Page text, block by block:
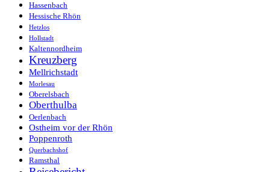
Hassenbach
Hessische Rhön
Hetzlos
Hollstadt
Kaltennordheim
Kreuzberg
Mellrichstadt
Morlesau
Oberelsbach
Oberthulba
Oerlenbach
Ostheim vor der Rhön
Poppenroth
Querbachshof
Ramsthal